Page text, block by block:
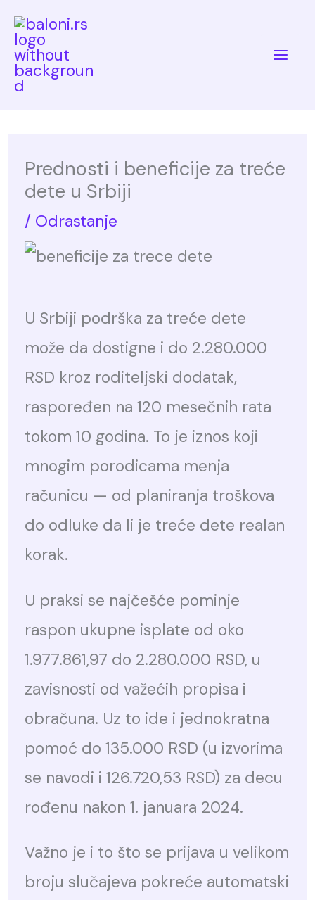
Skip
content
Prednosti i beneficije za treće
dete u Srbiji
/ Odrastanje
U Srbiji podrška za treće dete
može da dostigne i do 2.280.000
RSD kroz roditeljski dodatak,
raspoređen na 120 mesečnih rata
tokom 10 godina. To je iznos koji
mnogim porodicama menja
računicu — od planiranja troškova
do odluke da li je treće dete realan
korak.
U praksi se najčešće pominje
raspon ukupne isplate od oko
1.977.861,97 do 2.280.000 RSD, u
zavisnosti od važećih propisa i
obračuna. Uz to ide i jednokratna
pomoć do 135.000 RSD (u izvorima
se navodi i 126.720,53 RSD) za decu
rođenu nakon 1. januara 2024.
Važno je i to što se prijava u velikom
broju slučajeva pokreće automatski